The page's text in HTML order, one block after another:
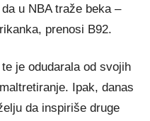
u NBA traže beka –
prenosi B92.
je odudarala od svojih
Ipak, danas
da inspiriše druge